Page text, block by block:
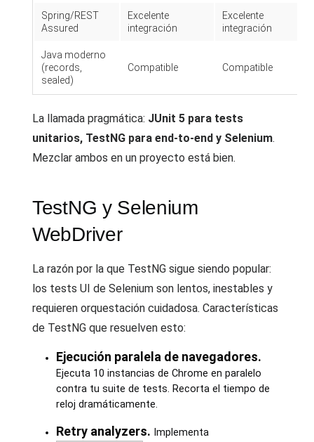
Spring/REST
Assured
Excelente
integración
Excelente
integración
Java moderno
(records,
sealed)
Compatible Compatible
La llamada pragmática: JUnit 5 para tests
unitarios, TestNG para end-to-end y Selenium.
Mezclar ambos en un proyecto está bien.
TestNG y Selenium
WebDriver
La razón por la que TestNG sigue siendo popular:
los tests UI de Selenium son lentos, inestables y
requieren orquestación cuidadosa. Características
de TestNG que resuelven esto:
Ejecución paralela de navegadores.
Ejecuta 10 instancias de Chrome en paralelo
contra tu suite de tests. Recorta el tiempo de
reloj dramáticamente.
Retry analyzers. Implementa